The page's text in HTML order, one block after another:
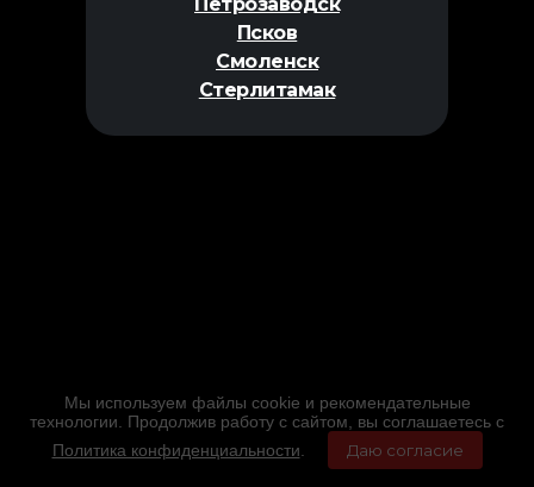
Псков
Смоленск
Стерлитамак
Мы используем файлы cookie и рекомендательные
технологии. Продолжив работу с сайтом, вы соглашаетесь с
Политика конфиденциальности
Даю согласие